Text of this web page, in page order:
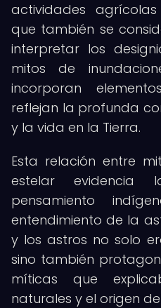
actividades
que también se
interpretar los
mitos de
incorporan
reflejan la profunda
y la vida en la Tierra.
Esta relación entre
estelar evidencia
pensamiento
entendimiento de la
y los astros no solo
sino también
míticas que
naturales y el origen